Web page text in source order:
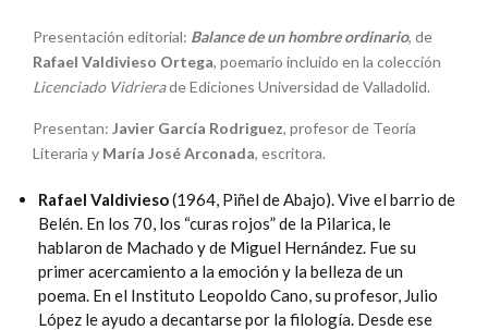
Presentación editorial: Balance de un hombre ordinario, de
Rafael Valdivieso Ortega, poemario incluido en la colección
Licenciado Vidrierade Ediciones Universidad de Valladolid.
Presentan: Javier García Rodriguez, profesor de Teoría
Literaria y María José Arconada, escritora.
Rafael Valdivieso(1964, Piñel de Abajo). Vive el barrio de
Belén. En los 70, los “curas rojos” de la Pilarica, le
hablaron de Machado y de Miguel Hernández. Fue su
primer acercamiento a la emoción y la belleza de un
poema. En el Instituto Leopoldo Cano, su profesor, Julio
López le ayudo a decantarse por la filología. Desde ese